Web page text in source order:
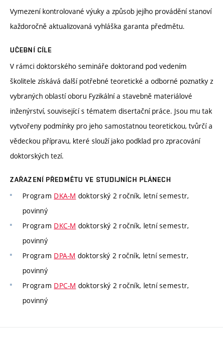
Vymezení kontrolované výuky a způsob jejího provádění stanoví
každoročně aktualizovaná vyhláška garanta předmětu.
UČEBNÍ CÍLE
V rámci doktorského semináře doktorand pod vedením
školitele získává další potřebné teoretické a odborné poznatky z
vybraných oblastí oboru Fyzikální a stavebně materiálové
inženýrství, související s tématem disertační práce. Jsou mu tak
vytvořeny podmínky pro jeho samostatnou teoretickou, tvůrčí a
vědeckou přípravu, které slouží jako podklad pro zpracování
doktorských tezí.
ZAŘAZENÍ PŘEDMĚTU VE STUDIJNÍCH PLÁNECH
Program DKA-M doktorský 2 ročník, letní semestr,
povinný
Program DKC-M doktorský 2 ročník, letní semestr,
povinný
Program DPA-M doktorský 2 ročník, letní semestr,
povinný
Program DPC-M doktorský 2 ročník, letní semestr,
povinný